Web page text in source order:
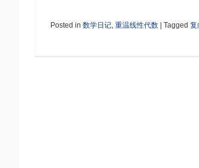
Posted in 数学日记, 重温线性代数 | Tagged 复